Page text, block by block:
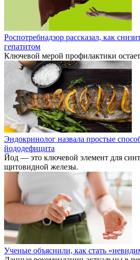
Роспотребнадзор рассказал, как
гепатитом
Ключевой мерой профилактики
Эндокринолог назвала простые
йододефицита
Йод — это ключевой элемент для
щитовидной железы.
Ученые объяснили, как стать